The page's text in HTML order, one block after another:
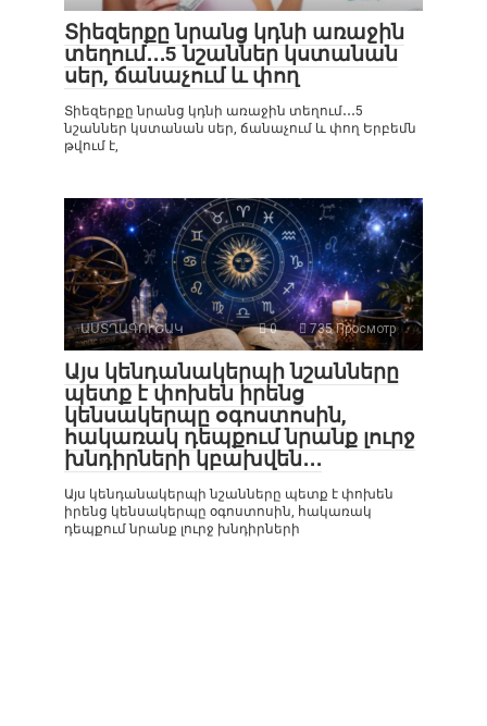
Տիեզերքը նրանց կդնի առաջին
տեղում․․․5 նշաններ կստանան
սեր, ճանաչում և փող
Տիեզերքը նրանց կդնի առաջին տեղում․․․5
նշաններ կստանան սեր, ճանաչում և փող Երբեմն
թվում է,
ԱՍՏՂԱԳՈՒՇԱԿ 0 735 Просмотр
Այս կենդանակերպի նշանները
պետք է փոխեն իրենց
կենսակերպը օգոստոսին,
հակառակ դեպքում նրանք լուրջ
խնդիրների կբախվեն․․․
Այս կենդանակերպի նշանները պետք է փոխեն
իրենց կենսակերպը օգոստոսին, հակառակ
դեպքում նրանք լուրջ խնդիրների